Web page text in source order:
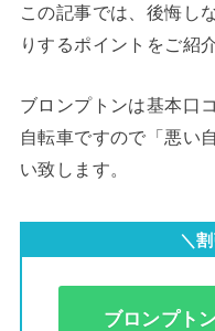
この記事では、後悔し
りするポイントをご紹
ブロンプトンは基本口
自転車ですので「悪い
い致します。
＼
ブロンプト